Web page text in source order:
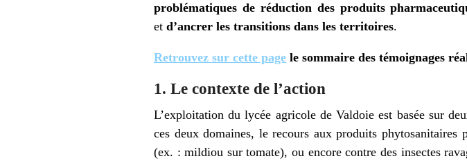
problématiques de réduction des produits
et d’ancrer les transitions dans les territoires.
Retrouvez sur cette page le sommaire des témoignages
1. Le contexte de l’action
L’exploitation du lycée agricole de Valdoie est basée sur
ces deux domaines, le recours aux produits
(ex. : mildiou sur tomate), ou encore contre des insectes